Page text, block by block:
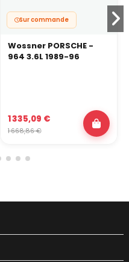
Sur commande
Wossner PORSCHE -
964 3.6L 1989-96
1 335,09 €
1 668,86 €